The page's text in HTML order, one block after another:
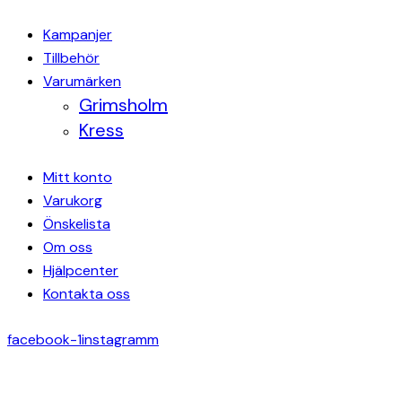
Kampanjer
Tillbehör
Varumärken
Grimsholm
Kress
Mitt konto
Varukorg
Önskelista
Om oss
Hjälpcenter
Kontakta oss
facebook-1instagramm